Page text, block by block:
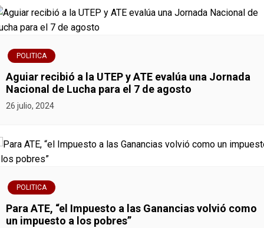
e
t
r
a
d
a
s
POLITICA
Aguiar recibió a la UTEP y ATE evalúa una Jornada
Nacional de Lucha para el 7 de agosto
26 julio, 2024
POLITICA
Para ATE, “el Impuesto a las Ganancias volvió como
un impuesto a los pobres”